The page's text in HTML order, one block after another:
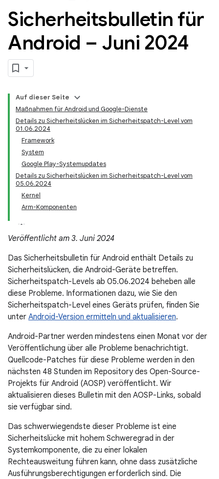
Sicherheitsbulletin für
Android – Juni 2024
Auf dieser Seite
Maßnahmen für Android und Google-Dienste
Details zu Sicherheitslücken im Sicherheitspatch-Level vom
01.06.2024
Framework
System
Google Play-Systemupdates
Details zu Sicherheitslücken im Sicherheitspatch-Level vom
05.06.2024
Kernel
Arm-Komponenten
Veröffentlicht am 3. Juni 2024
Das Sicherheitsbulletin für Android enthält Details zu
Sicherheitslücken, die Android-Geräte betreffen.
Sicherheitspatch-Levels ab 05.06.2024 beheben alle
diese Probleme. Informationen dazu, wie Sie den
Sicherheitspatch-Level eines Geräts prüfen, finden Sie
unter Android-Version ermitteln und aktualisieren.
Android-Partner werden mindestens einen Monat vor der
Veröffentlichung über alle Probleme benachrichtigt.
Quellcode-Patches für diese Probleme werden in den
nächsten 48 Stunden im Repository des Open-Source-
Projekts für Android (AOSP) veröffentlicht. Wir
aktualisieren dieses Bulletin mit den AOSP-Links, sobald
sie verfügbar sind.
Das schwerwiegendste dieser Probleme ist eine
Sicherheitslücke mit hohem Schweregrad in der
Systemkomponente, die zu einer lokalen
Rechteausweitung führen kann, ohne dass zusätzliche
Ausführungsberechtigungen erforderlich sind. Die